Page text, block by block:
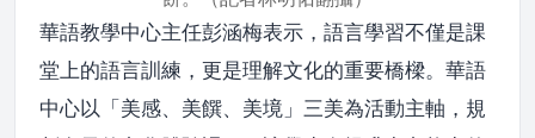
華語教學中心主任彭涵梅表示，語言學習不僅是課
堂上的語言訓練，更是理解文化的重要橋樑。華語
中心以「美感、美饌、美境」三美為活動主軸，規